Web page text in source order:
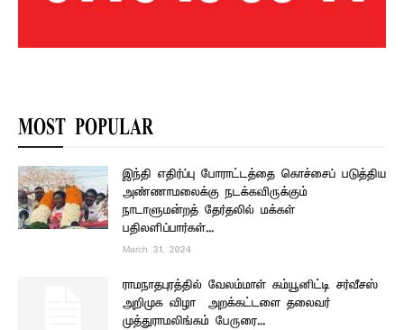
MOST POPULAR
இந்தி எதிர்ப்பு போராட்டத்தை கொச்சைப் படுத்திய
அண்ணாமலைக்கு நடக்கவிருக்கும்
நாடாளுமன்றத் தேர்தலில் மக்கள்
பதிலளிப்பார்கள்...
March 31, 2024
ராமநாதபுரத்தில் வேலம்மாள் கம்யூனிட்டி சர்வீசஸ்
அறிமுக விழா – அறக்கட்டளை தலைவர்
முத்துராமலிங்கம் பேருரை...